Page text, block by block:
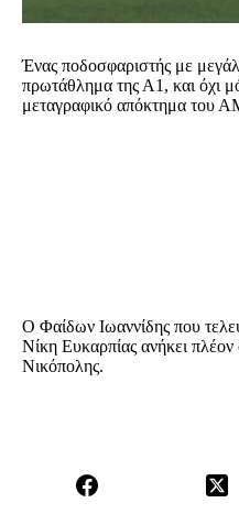
Ένας ποδοσφαριστής με
πρωτάθλημα της Α1, και όχι
μεταγραφικό απόκτημα του
Ο Φαίδων Ιωαννίδης που
Νίκη Ευκαρπίας ανήκει
Νικόπολης.